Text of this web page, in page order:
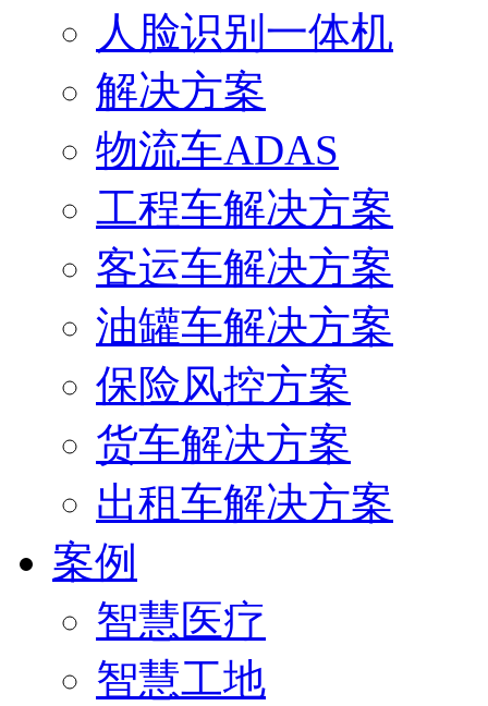
人脸识别一体机
解决方案
物流车ADAS
工程车解决方案
客运车解决方案
油罐车解决方案
保险风控方案
货车解决方案
出租车解决方案
案例
智慧医疗
智慧工地